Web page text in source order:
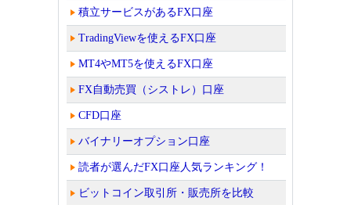
積立サービスがあるFX口座
TradingViewを使えるFX口座
MT4やMT5を使えるFX口座
FX自動売買（シストレ）口座
CFD口座
バイナリーオプション口座
読者が選んだFX口座人気ランキング！
ビットコイン取引所・販売所を比較